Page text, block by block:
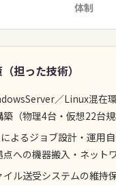
体制
担った技術）
／Linux混在
築（物理4台・仮想22台規
よるジョブ設計・運用
点への機器搬入・ネット
イル送受システムの維持